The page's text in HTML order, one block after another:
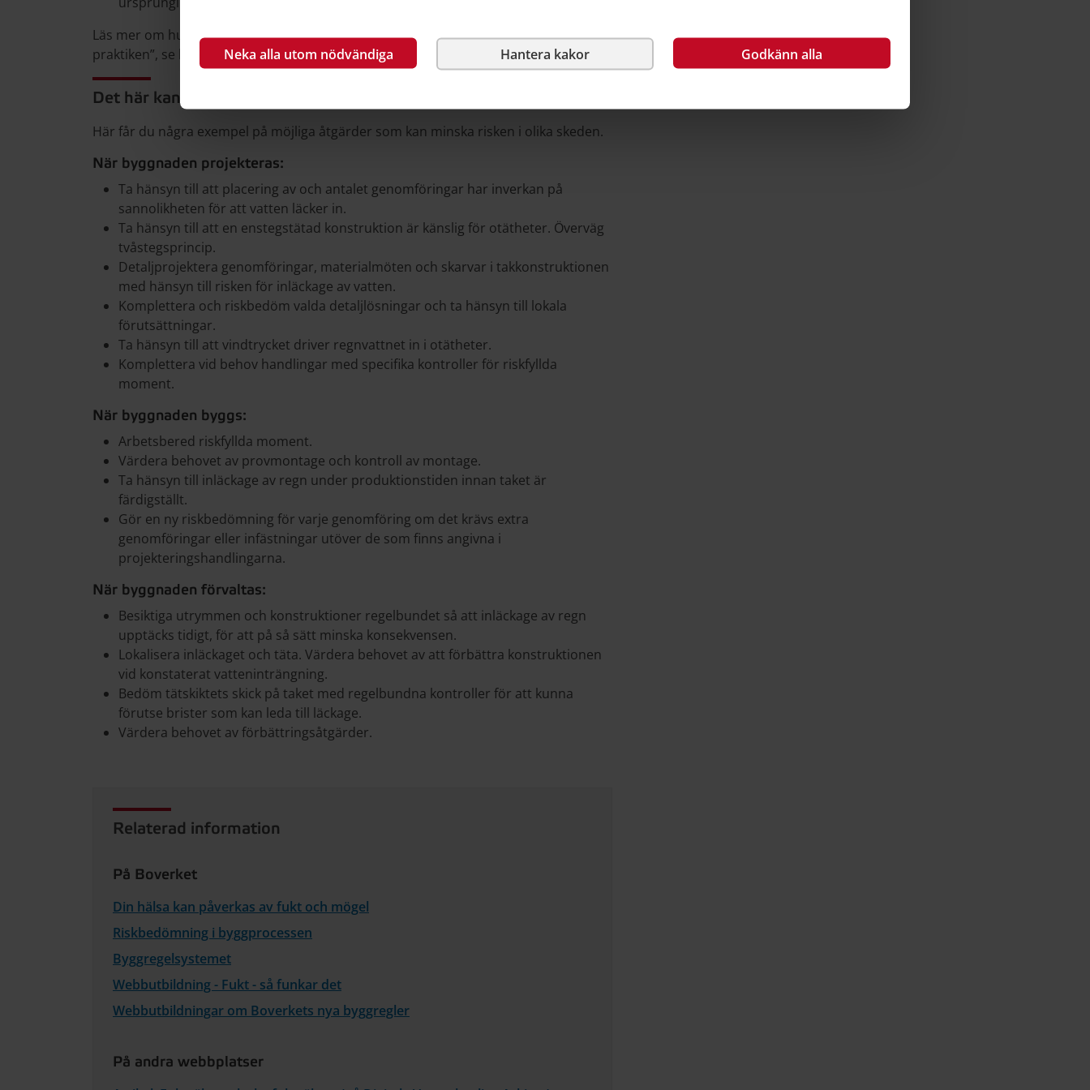
Neka alla utom nödvändiga Hantera kakor Godkänn alla
Läs mer om hur du gör en riskbedömning på webbsidan ”Riskbedömning i
praktiken”, se länk i ”Relaterad information”.
Det här kan göras för att minska risken
Här får du några exempel på möjliga åtgärder som kan minska risken i olika skeden.
När byggnaden projekteras:
Ta hänsyn till att placering av och antalet genomföringar har inverkan på
sannolikheten för att vatten läcker in.
Ta hänsyn till att en enstegstätad konstruktion är känslig för otätheter. Överväg
tvåstegsprincip.
Detaljprojektera genomföringar, materialmöten och skarvar i takkonstruktionen
med hänsyn till risken för inläckage av vatten.
Komplettera och riskbedöm valda detaljlösningar och ta hänsyn till lokala
förutsättningar.
Ta hänsyn till att vindtrycket driver regnvattnet in i otätheter.
Komplettera vid behov handlingar med specifika kontroller för riskfyllda
moment.
När byggnaden byggs:
Arbetsbered riskfyllda moment.
Värdera behovet av provmontage och kontroll av montage.
Ta hänsyn till inläckage av regn under produktionstiden innan taket är
färdigställt.
Gör en ny riskbedömning för varje genomföring om det krävs extra
genomföringar eller infästningar utöver de som finns angivna i
projekteringshandlingarna.
När byggnaden förvaltas:
Besiktiga utrymmen och konstruktioner regelbundet så att inläckage av regn
upptäcks tidigt, för att på så sätt minska konsekvensen.
Lokalisera inläckaget och täta. Värdera behovet av att förbättra konstruktionen
vid konstaterat vatteninträngning.
Bedöm tätskiktets skick på taket med regelbundna kontroller för att kunna
förutse brister som kan leda till läckage.
Värdera behovet av förbättringsåtgärder.
Relaterad information
På Boverket
Din hälsa kan påverkas av fukt och mögel
Riskbedömning i byggprocessen
Byggregelsystemet
Webbutbildning - Fukt - så funkar det
Webbutbildningar om Boverkets nya byggregler
På andra webbplatser